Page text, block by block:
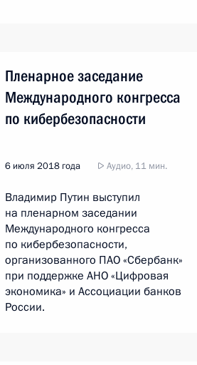
Пленарное заседание
Международного конгресса
по кибербезопасности
6 июля 2018 года Аудио, 11 мин.
Владимир Путин выступил
на пленарном заседании
Международного конгресса
по кибербезопасности,
организованного ПАО «Сбербанк»
при поддержке АНО «Цифровая
экономика» и Ассоциации банков
России.